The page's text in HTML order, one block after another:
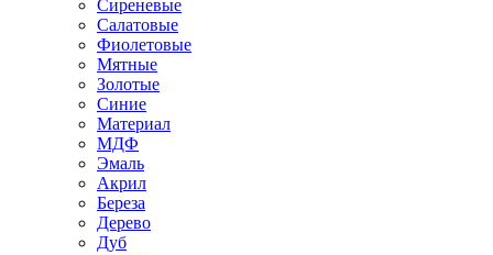
Сиреневые
Салатовые
Фиолетовые
Мятные
Золотые
Синие
Материал
МДФ
Эмаль
Акрил
Береза
Дерево
Дуб